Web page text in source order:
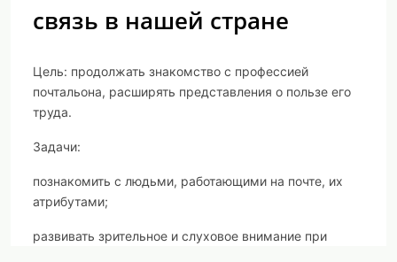
связь в нашей стране
Цель: продолжать знакомство с профессией
почтальона, расширять представления о пользе его
труда.
Задачи:
познакомить с людьми, работающими на почте, их
атрибутами;
развивать зрительное и слуховое внимание при